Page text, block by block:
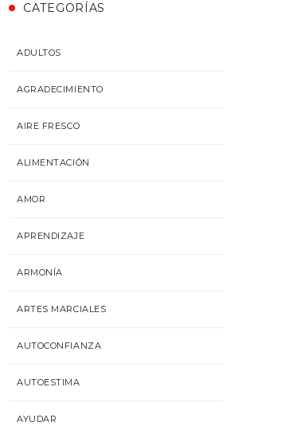
CATEGORÍAS
ADULTOS
AGRADECIMIENTO
AIRE FRESCO
ALIMENTACIÓN
AMOR
APRENDIZAJE
ARMONÍA
ARTES MARCIALES
AUTOCONFIANZA
AUTOESTIMA
AYUDAR